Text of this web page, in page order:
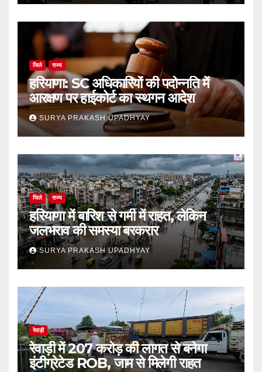
जिले राज्य
हरियाणा: SC अधिकारियों की पदोन्नति में
आरक्षण पर हाईकोर्ट का स्थगन आदेश
SURYA PRAKASH UPADHYAY
जिले राज्य
हरियाणा में बारिश से गर्मी में राहत, लेकिन
जलभराव की समस्या बरकरार
SURYA PRAKASH UPADHYAY
रेवाड़ी
रेवाड़ी में 207 करोड़ की लागत से बनेगा
इंटीग्रेटेड ROB, जाम से मिलेगी राहत